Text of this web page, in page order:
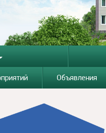
Объявления